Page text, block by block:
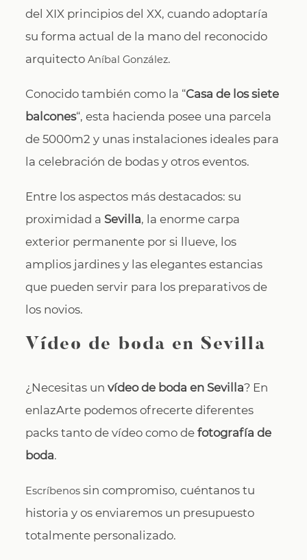
del XIX principios del XX, cuando adoptaría
su forma actual de la mano del reconocido
arquitectoAníbal González.
Conocido también como la “Casa de los siete
balcones“, esta hacienda posee una parcela
de 5000m2 y unas instalaciones ideales para
la celebración de bodas y otros eventos.
Entre los aspectos más destacados: su
proximidad a Sevilla, la enorme carpa
exterior permanente por si llueve, los
amplios jardines y las elegantes estancias
que pueden servir para los preparativos de
los novios.
Vídeo de boda en Sevilla
¿Necesitas unvídeo de boda en Sevilla? En
enlazArte podemos ofrecerte diferentes
packs tanto de vídeo como defotografía de
boda.
Escríbenos sin compromiso, cuéntanos tu
historia y os enviaremos un presupuesto
totalmente personalizado.